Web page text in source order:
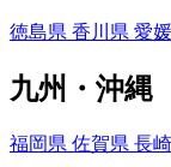
徳島県 香川県 愛
九州・沖縄
福岡県 佐賀県 長